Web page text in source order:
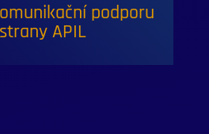
podporu
APIL